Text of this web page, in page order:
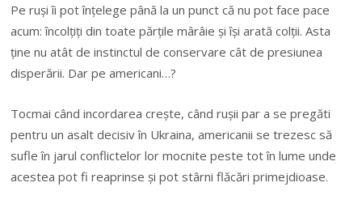
Pe ruşi îi pot înţelege până la un punct că nu pot face pace
acum: încolţiţi din toate părţile mârâie şi îşi arată colţii. Asta
ţine nu atât de instinctul de conservare cât de presiunea
disperării. Dar pe americani…?
Tocmai când incordarea creşte, când ruşii par a se pregăti
pentru un asalt decisiv în Ukraina, americanii se trezesc să
sufle în jarul conflictelor lor mocnite peste tot în lume unde
acestea pot fi reaprinse şi pot stârni flăcări primejdioase.